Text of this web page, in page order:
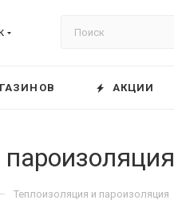
АКЦИИ
Теплоизоляция и пароизоляция